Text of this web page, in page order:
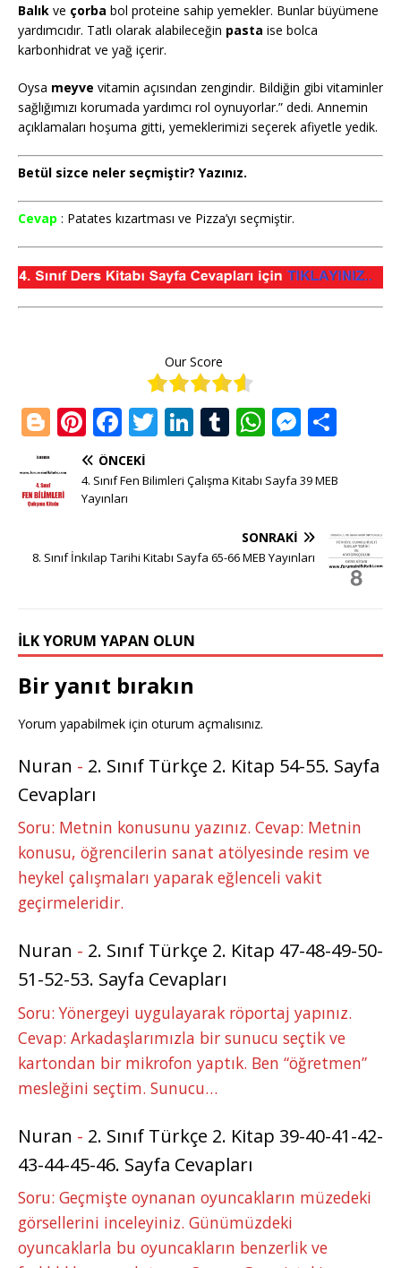
Balık ve çorba bol proteine sahip yemekler. Bunlar büyümene
yardımcıdır. Tatlı olarak alabileceğin pasta ise bolca
karbonhidrat ve yağ içerir.
Oysa meyve vitamin açısından zengindir. Bildiğin gibi vitaminler
sağlığımızı korumada yardımcı rol oynuyorlar.” dedi. Annemin
açıklamaları hoşuma gitti, yemeklerimizi seçerek afiyetle yedik.
Betül sizce neler seçmiştir? Yazınız.
Cevap : Patates kızartması ve Pizza’yı seçmiştir.
Our Score
Bl
g
g
r
Pi
n
te
r
st
F
a
c
e
o
T
it
Li
k
n
T
m
W
at
A
p
M
ss
n
g
ar
ÖNCEKI
4. Sınıf Fen Bilimleri Çalışma Kitabı Sayfa 39 MEB
Yayınları
SONRAKI
8. Sınıf İnkılap Tarihi Kitabı Sayfa 65-66 MEB Yayınları
İLK YORUM YAPAN OLUN
Bir yanıt bırakın
Yorum yapabilmek için oturum açmalısınız.
Nuran - 2. Sınıf Türkçe 2. Kitap 54-55. Sayfa
Cevapları
Soru: Metnin konusunu yazınız. Cevap: Metnin
konusu, öğrencilerin sanat atölyesinde resim ve
heykel çalışmaları yaparak eğlenceli vakit
geçirmeleridir.
Nuran - 2. Sınıf Türkçe 2. Kitap 47-48-49-50-
51-52-53. Sayfa Cevapları
Soru: Yönergeyi uygulayarak röportaj yapınız.
Cevap: Arkadaşlarımızla bir sunucu seçtik ve
kartondan bir mikrofon yaptık. Ben “öğretmen”
mesleğini seçtim. Sunucu…
Nuran - 2. Sınıf Türkçe 2. Kitap 39-40-41-42-
43-44-45-46. Sayfa Cevapları
Soru: Geçmişte oynanan oyuncakların müzedeki
görsellerini inceleyiniz. Günümüzdeki
oyuncaklarla bu oyuncakların benzerlik ve